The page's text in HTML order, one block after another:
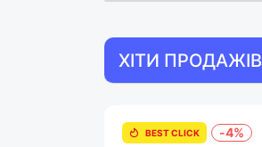
ХІТИ ПРОДАЖІВ
BEST CLICK -4%